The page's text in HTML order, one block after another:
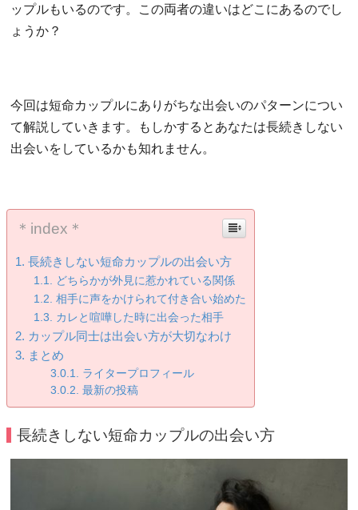
ップルもいるのです。この両者の違いはどこにあるのでし
ょうか？
今回は短命カップルにありがちな出会いのパターンについ
て解説していきます。もしかするとあなたは長続きしない
出会いをしているかも知れません。
＊index＊
長続きしない短命カップルの出会い方
どちらかが外見に惹かれている関係
相手に声をかけられて付き合い始めた
カレと喧嘩した時に出会った相手
カップル同士は出会い方が大切なわけ
まとめ
ライタープロフィール
最新の投稿
長続きしない短命カップルの出会い方